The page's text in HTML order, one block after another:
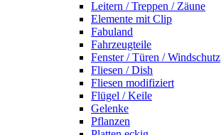
Leitern / Treppen / Zäune
Elemente mit Clip
Fabuland
Fahrzeugteile
Fenster / Türen / Windschutz
Fliesen / Dish
Fliesen modifiziert
Flügel / Keile
Gelenke
Pflanzen